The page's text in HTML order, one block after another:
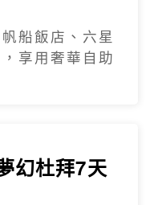
船飯店、六星
享用奢華自助
幻杜拜7天